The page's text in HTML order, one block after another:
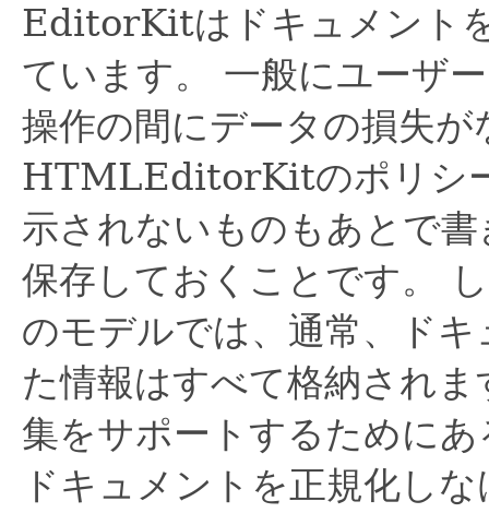
EditorKitはドキュメント
ています。
一般にユーザ
操作の間にデータの損失
HTMLEditorKitのポリシ
示されないものもあとで
保存しておくことです。
のモデルでは、通常、ド
た情報はすべて格納されま
集をサポートするために
ドキュメントを正規化し